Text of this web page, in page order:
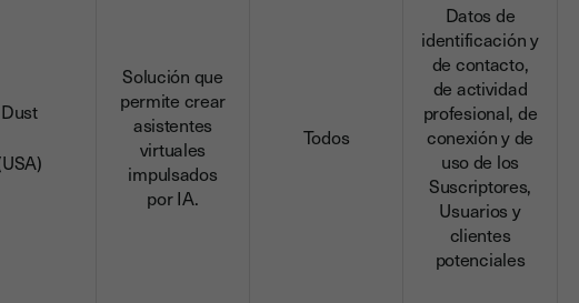
Dust
Solución que
permite crear
asistentes
virtuales
impulsados
por IA.
Todos
Datos de
identificación y
de contacto,
de actividad
profesional, de
conexión y de
uso de los
Suscriptores,
Usuarios y
clientes
potenciales